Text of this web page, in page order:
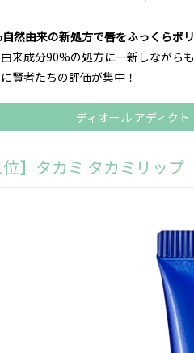
然由来の新処方で唇をふっくらボ
来成分90%の処方に一新しながら
賢者たちの評価が集中！
ディオール アディク
位】タカミ タカミリップ